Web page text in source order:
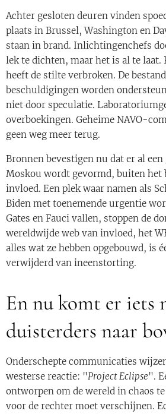
Achter gesloten deuren vinden
plaats in Brussel, Washington en
staan ​​in brand. Inlichtingenchefs
lek te dichten, maar het is al te
heeft de stilte verbroken. De
beschuldigingen worden
niet door speculatie.
overboekingen. Geheime NAVO-
geen weg meer terug.
Bronnen bevestigen nu dat er al
Moskou wordt gevormd, buiten het
invloed. Een plek waar namen als
Biden met toenemende urgentie
Gates en Fauci vallen, stoppen de
wereldwijde web van invloed, het
alles wat ze hebben opgebouwd, is
verwijderd van ineenstorting.
En nu komt er iets
duisterders naar
Onderschepte communicaties
westerse reactie: "Project Eclipse".
ontworpen om de wereld in chaos
voor de rechter moet verschijnen.